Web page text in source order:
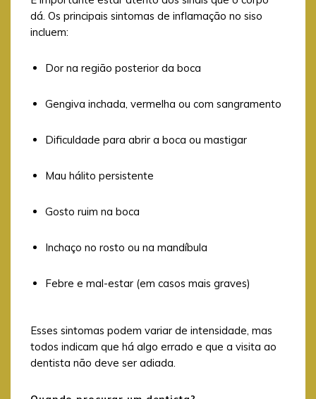
dá. Os principais sintomas de inflamação no siso
incluem:
Dor na região posterior da boca
Gengiva inchada, vermelha ou com sangramento
Dificuldade para abrir a boca ou mastigar
Mau hálito persistente
Gosto ruim na boca
Inchaço no rosto ou na mandíbula
Febre e mal-estar (em casos mais graves)
Esses sintomas podem variar de intensidade, mas
todos indicam que há algo errado e que a visita ao
dentista não deve ser adiada.